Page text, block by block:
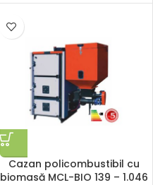
Cazan policombustibil cu
biomasă MCL-BIO 139 – 1.046